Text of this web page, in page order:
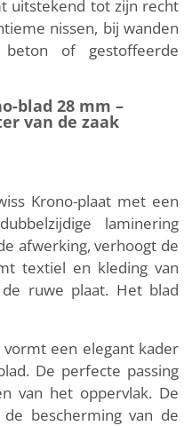
uitstekend tot zijn recht
nissen, bij wanden
of gestoffeerde
blad 28 mm –
van de zaak
Krono-plaat met een
laminering
afwerking, verhoogt de
textiel en kleding van
ruwe plaat. Het blad
een elegant kader
De perfecte passing
van het oppervlak. De
bescherming van de